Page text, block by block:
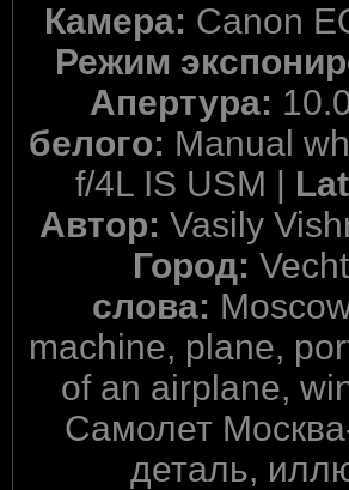
Камера: Canon
Режим
Апертура:
белого: Manual
f/4L IS USM |
Автор: Vasily
Город:
слова:
machine, plane,
of an airplane,
Самолет
деталь,